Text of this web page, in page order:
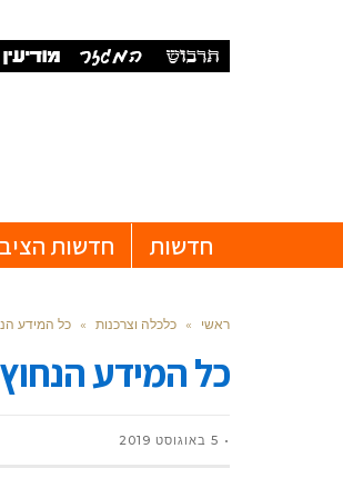
חדשות חדשות
ראשי » כלכלה וצרכנות » כל המידע
כל המידע
5 באוגוסט 2019